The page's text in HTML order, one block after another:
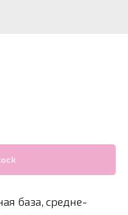
база, средне-